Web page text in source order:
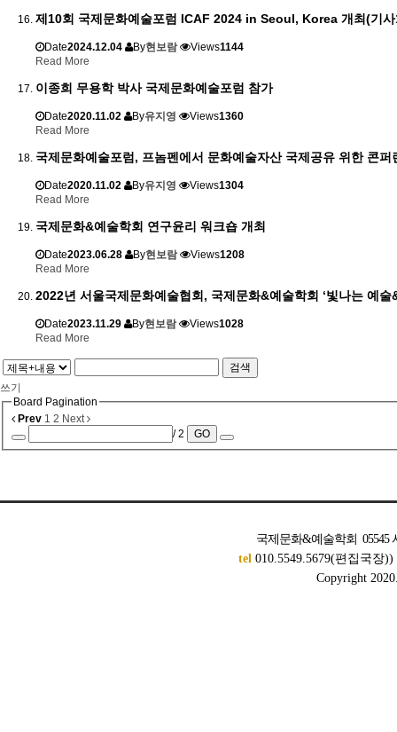
제10회 국제문화예술포럼 ICAF 2024 in Seoul, Korea 개최(기
Date2024.12.04 By현보람 Views1144
Read More
이종희 무용학 박사 국제문화예술포럼 참가
Date2020.11.02 By유지영 Views1360
Read More
국제문화예술포럼, 프놈펜에서 문화예술자산 국제공유 위한 콘퍼
Date2020.11.02 By유지영 Views1304
Read More
국제문화&예술학회 연구윤리 워크숍 개최
Date2023.06.28 By현보람 Views1208
Read More
2022년 서울국제문화예술협회, 국제문화&예술학회 ‘빛나는 예술
Date2023.11.29 By현보람 Views1028
Read More
검색
쓰기
Board Pagination
Prev 1 2 Next
/ 2
GO
국제문화&예술학회 05545
tel010.5549.5679(편집국장
Copyright